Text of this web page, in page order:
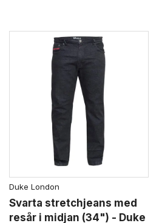
Duke London
Svarta stretchjeans med
resår i midjan (34") - Duke